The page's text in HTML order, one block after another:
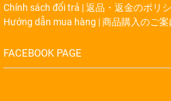
Chính sách đổi trả | 返品・返金のポリ
Hướng dẫn mua hàng | 商品購入のご案
FACEBOOK PAGE